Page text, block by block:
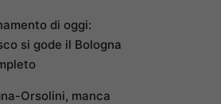
di oggi:
si gode il Bologna
Orsolini, manca